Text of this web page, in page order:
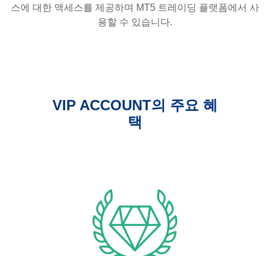
스에 대한 액세스를 제공하며 MT5 트레이딩 플랫폼에서 사
용할 수 있습니다.
VIP ACCOUNT의 주요 혜
택